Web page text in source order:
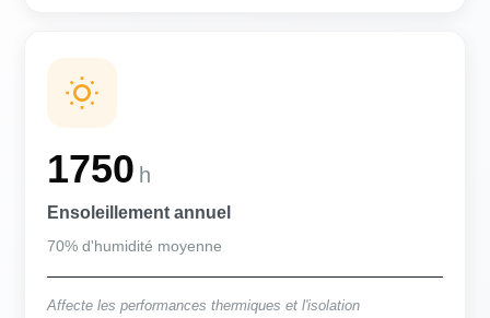
1750 h
Ensoleillement annuel
70% d'humidité moyenne
Affecte les performances thermiques et l'isolation